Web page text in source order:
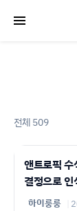
전체 509
앤트로픽
결정으로
하이룽룽